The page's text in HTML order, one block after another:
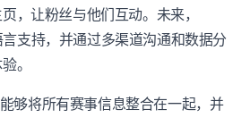
，让粉丝与他们互动。未来，
支持，并通过多渠道沟通和数据分
。
够将所有赛事信息整合在一起，并